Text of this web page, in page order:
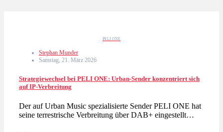
PELI ONE
Stephan Munder
Samstag, 21. März 2026
Strategiewechsel bei PELI ONE: Urban-Sender konzentriert sich
auf IP-Verbreitung
Der auf Urban Music spezialisierte Sender PELI ONE hat
seine terrestrische Verbreitung über DAB+ eingestellt…